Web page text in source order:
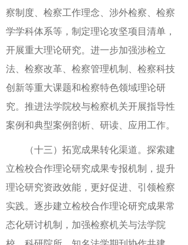
察制度、检察工作理念、涉外检察、检察
学学科体系等，制定理论攻坚项目清单，
开展重大理论研究。进一步加强涉检立
法、检察改革、检察管理机制、检察科技
创新等重大课题和检察特色领域理论研
究。推进法学院校与检察机关开展指导性
案例和典型案例剖析、研读、应用工作。
（十三）拓宽成果转化渠道。探索建
立检校合作理论研究成果专报机制，提升
理论研究资政效能，更好促进、引领检察
实践。逐步建立检校合作理论研究成果常
态化研讨机制，加强检察机关与法学院